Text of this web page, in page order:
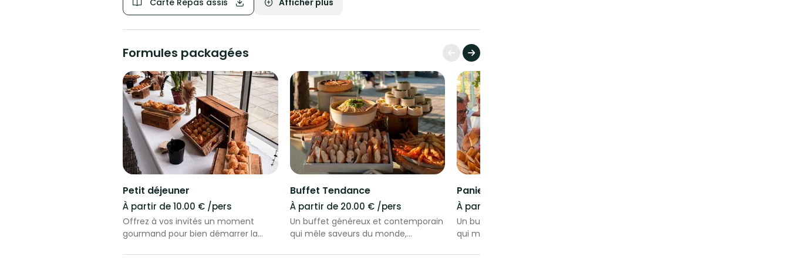
Carte Repas assis Afficher plus
Formules packagées
Petit déjeuner
À partir de 10.00 € /pers
Offrez à vos invités un moment
gourmand pour bien démarrer la
personne, jus de fruits, café et thé
Buffet Tendance
À partir de 20.00 € /pers
Un buffet généreux et contemporain
qui mêle saveurs du monde,
de saison. Entre bouchées raffinées,
Panier repas "Sur le pouce"
À partir de 15.00 € /pers
Un buffet généreux et contemporain
qui mêle saveurs du monde,
de saison. Entre bouchées Pratique,